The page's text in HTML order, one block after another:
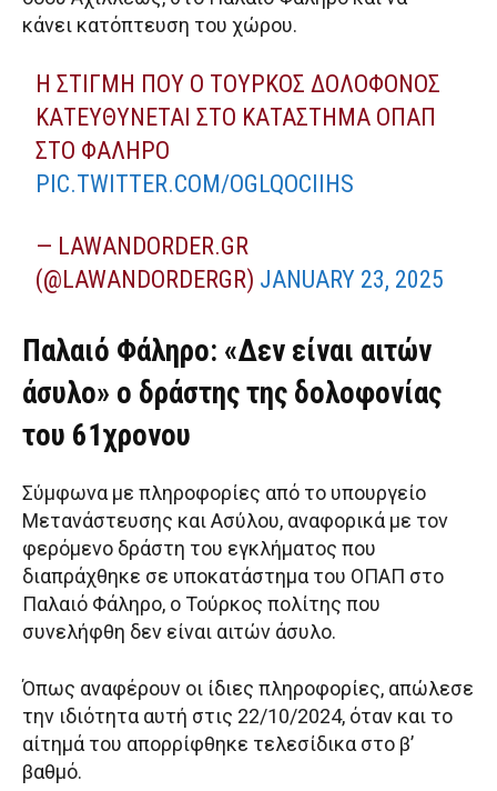
κάνει κατόπτευση του χώρου.
Η ΣΤΙΓΜΉ ΠΟΥ Ο ΤΟΎΡΚΟΣ ΔΟΛΟΦΌΝΟΣ
ΚΑΤΕΥΘΎΝΕΤΑΙ ΣΤΟ ΚΑΤΆΣΤΗΜΑ ΟΠΑΠ
ΣΤΟ ΦΆΛΗΡΟ
PIC.TWITTER.COM/OGLQOCIIHS
— LAWANDORDER.GR
(@LAWANDORDERGR) JANUARY 23, 2025
Παλαιό Φάληρο: «Δεν είναι αιτών
άσυλο» ο δράστης της δολοφονίας
του 61χρονου
Σύμφωνα με πληροφορίες από το υπουργείο
Μετανάστευσης και Ασύλου, αναφορικά με τον
φερόμενο δράστη του εγκλήματος που
διαπράχθηκε σε υποκατάστημα του ΟΠΑΠ στο
Παλαιό Φάληρο, ο Τούρκος πολίτης που
συνελήφθη δεν είναι αιτών άσυλο.
Όπως αναφέρουν οι ίδιες πληροφορίες, απώλεσε
την ιδιότητα αυτή στις 22/10/2024, όταν και το
αίτημά του απορρίφθηκε τελεσίδικα στο β’
βαθμό.